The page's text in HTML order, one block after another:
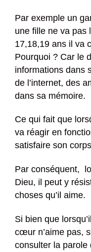
Par exemple un
une fille ne va pas
17,18,19 ans il va
Pourquoi ? Car le
informations dans
de l’internet, des
dans sa mémoire.
Ce qui fait que
va réagir en
satisfaire son
Par conséquent,
Dieu, il peut y
choses qu’il aime.
Si bien que
cœur n’aime pas,
consulter la parole